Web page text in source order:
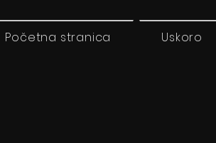
Početna stranica Uskoro